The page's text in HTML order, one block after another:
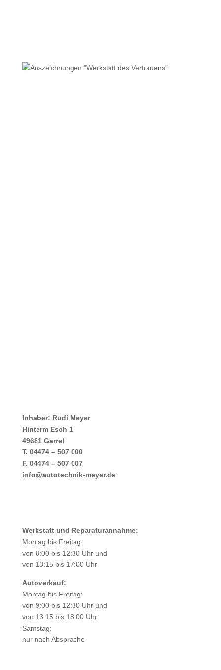
Inhaber: Rudi Meyer
Hinterm Esch 1
49681 Garrel
T. 04474 – 507 000
F. 04474 – 507 007
info@autotechnik-meyer.de
Werkstatt und Reparaturannahme:
Montag bis Freitag:
von 8:00 bis 12:30 Uhr und
von 13:15 bis 17:00 Uhr
Autoverkauf:
Montag bis Freitag:
von 9:00 bis 12:30 Uhr und
von 13:15 bis 18:00 Uhr
Samstag:
nur nach Absprache